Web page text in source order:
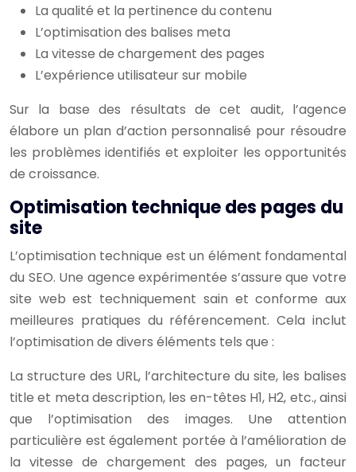
La qualité et la pertinence du contenu
L’optimisation des balises meta
La vitesse de chargement des pages
L’expérience utilisateur sur mobile
Sur la base des résultats de cet audit, l’agence
élabore un plan d’action personnalisé pour résoudre
les problèmes identifiés et exploiter les opportunités
de croissance.
Optimisation technique des pages du
site
L’optimisation technique est un élément fondamental
du SEO. Une agence expérimentée s’assure que votre
site web est techniquement sain et conforme aux
meilleures pratiques du référencement. Cela inclut
l’optimisation de divers éléments tels que :
La structure des URL, l’architecture du site, les balises
title et meta description, les en-têtes H1, H2, etc., ainsi
que l’optimisation des images. Une attention
particulière est également portée à l’amélioration de
la vitesse de chargement des pages, un facteur